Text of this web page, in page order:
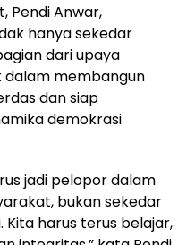
Pendi Anwar,
hanya sekedar
dari upaya
membangun
dan siap
demokrasi
jadi pelopor dalam
bukan sekedar
harus terus belajar,